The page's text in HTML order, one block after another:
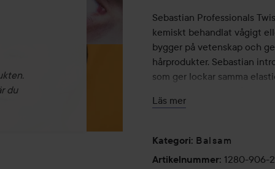
du
Sebastian Professionals
kemiskt behandlat vågigt
bygger på vetenskap och
hårprodukter. Sebastian
som ger lockar samma
karragenan, pantenol och
1. Applicera Sebastian
Läs mer
Kategori: Balsam
Artikelnummer: 1280-906-